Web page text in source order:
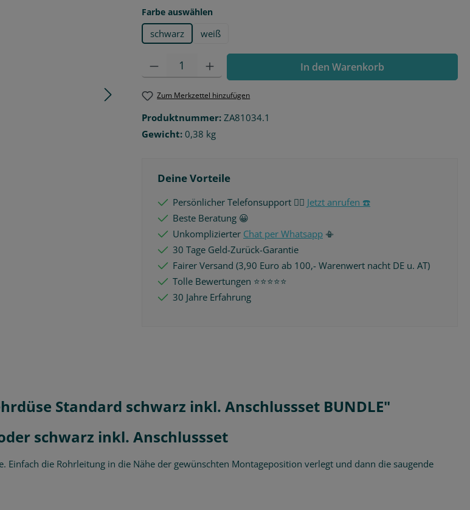
Farbe auswählen
schwarz weiß
Produkt Anzahl: Gib den gewünschten Wert ein oder benutze die
In den Warenkorb
Zum Merkzettel hinzufügen
Produktnummer: ZA81034.1
Gewicht: 0,38 kg
Deine Vorteile
Persönlicher Telefonsupport 🙋‍♂️ Jetzt anrufen ☎️
Beste Beratung 😀
Unkomplizierter Chat per Whatsapp 📳
30 Tage Geld-Zurück-Garantie
Fairer Versand (3,90 Euro ab 100,- Warenwert nacht DE u. AT)
Tolle Bewertungen ⭐️⭐️⭐️⭐️⭐️
30 Jahre Erfahrung
Standard schwarz inkl. Anschlussset BUNDLE"
schwarz inkl. Anschlussset
die Rohrleitung in die Nähe der gewünschten Montageposition verlegt und dann die saugende